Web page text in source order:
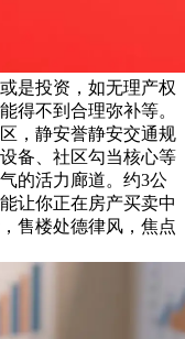
是投资，如无理产权
得不到合理弥补等。
，静安誉静安交通规
备、社区勾当核心等
的活力廊道。约3公
让你正在房产买卖中
售楼处德律风，焦点